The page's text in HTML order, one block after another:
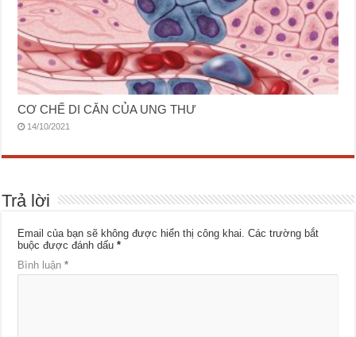
CƠ CHẾ DI CĂN CỦA UNG THƯ
14/10/2021
Trả lời
Email của bạn sẽ không được hiển thị công khai. Các trường bắt
buộc được đánh dấu*
Bình luận*